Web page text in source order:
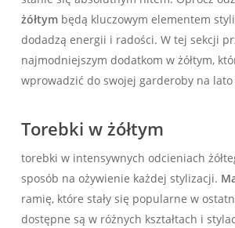
żółtymbędą kluczowym elementem
dodadzą energii i radości. W tej sekcji
najmodniejszym dodatkom w żółtym,
wprowadzić do swojej garderoby na lato
Torebki w żółtym
torebki w intensywnych odcieniach
sposób⁤ na ożywienie każdej stylizacji.
ramię,‍ które stały⁢ się popularne w
dostępne⁣ są w różnych kształtach i